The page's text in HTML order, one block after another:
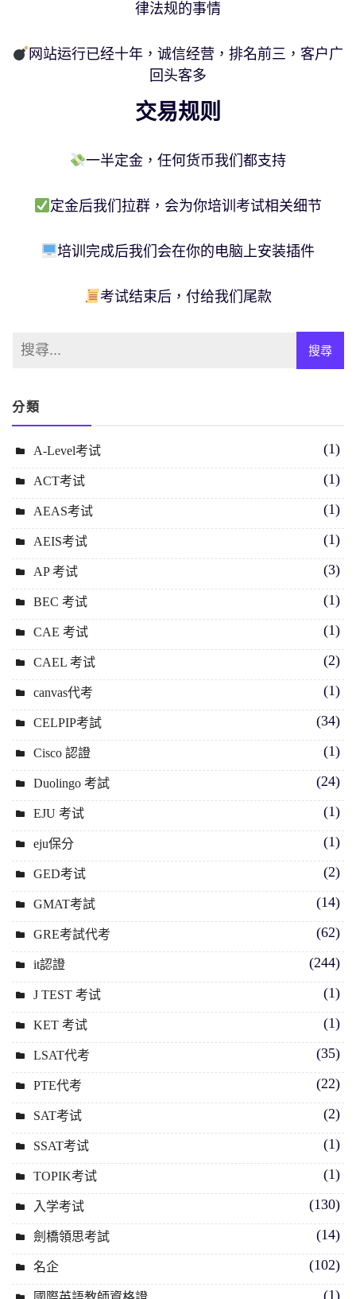
律法规的事情
网站运行已经十年，诚信经营，排名前三，客户广
回头客多
交易规则
一半定金，任何货币我们都支持
定金后我们拉群，会为你培训考试相关细节
培训完成后我们会在你的电脑上安装插件
考试结束后，付给我们尾款
分類
A-Level考试 (1)
ACT考试 (1)
AEAS考试 (1)
AEIS考试 (1)
AP 考试 (3)
BEC 考试 (1)
CAE 考试 (1)
CAEL 考试 (2)
canvas代考 (1)
CELPIP考試 (34)
Cisco 認證 (1)
Duolingo 考試 (24)
EJU 考试 (1)
eju保分 (1)
GED考试 (2)
GMAT考試 (14)
GRE考試代考 (62)
it認證 (244)
J TEST 考试 (1)
KET 考试 (1)
LSAT代考 (35)
PTE代考 (22)
SAT考试 (2)
SSAT考试 (1)
TOPIK考试 (1)
入学考试 (130)
劍橋領思考試 (14)
名企 (102)
(1)